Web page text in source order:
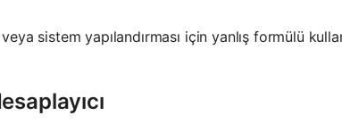
sistem yapılandırması için yanlış formülü